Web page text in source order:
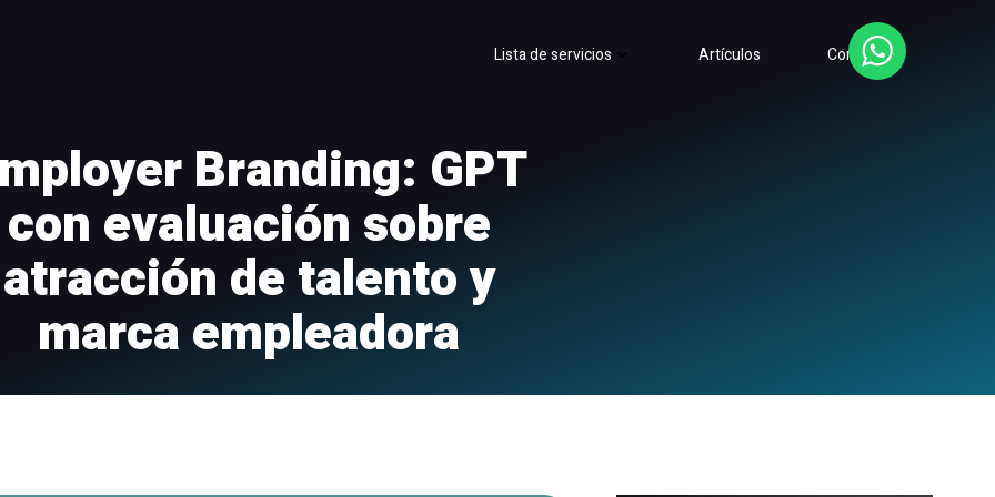
Lista de servicios Artículos Contacto
Branding: GPT
con evaluación sobre
atracción de talento y
marca empleadora